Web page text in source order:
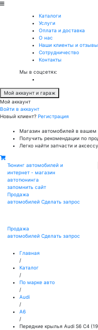
Каталоги
Услуги
Оплата и доставка
О нас
Наши клиенты и отзывы
Сотрудничество
Контакты
Мы в соцсетях:
Мой аккаунт и гараж
Мой аккаунт
Войти в аккаунт
Новый клиент? Регистрация
Магазин автомобилей в вашем
Получить рекомендации по
Легко найти запчасти и
Тюнинг автомобилей и
интернет - магазин
автотюнинга
запомнить сайт
Продажа
автомобилей Сделать запрос
Продажа
автомобилей Сделать запрос
Главная
/
Каталог
/
По марке авто
/
Audi
/
A6
/
Передние крылья Audi S6 C4